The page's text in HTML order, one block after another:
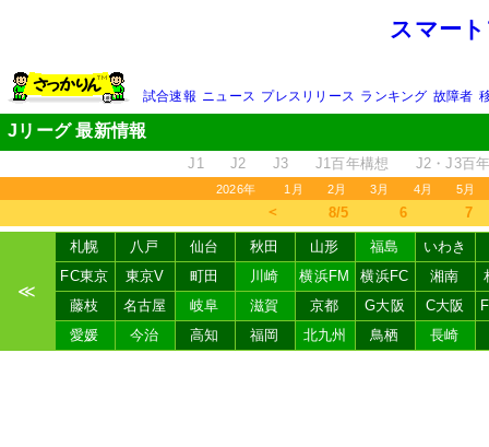
スマー
試合速報 ニュース プレスリリース ランキング 故障者
Jリーグ 最新情報
J1 J2 J3 J1百年構想 J2・J3百
2026年 1月 2月 3月 4月 5月
＜ 8/5 6 7
≪
札幌 八戸 仙台 秋田 山形 福島
いわき
FC東京
東京V 町田 川崎 横浜FM 横浜FC 湘南
藤枝
名古屋 岐阜 滋賀 京都 G大阪 C大阪
愛媛
今治 高知 福岡 北九州 鳥栖 長崎